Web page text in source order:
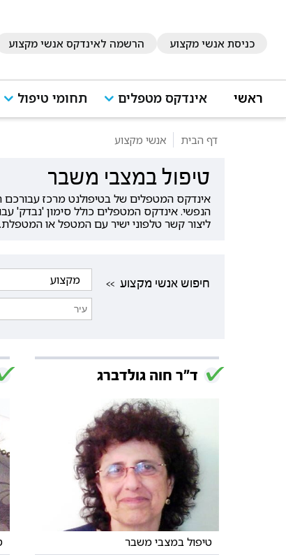
כניסת אנשי מקצוע הרשמה לאינדקס אנשי מקצוע
ראשי אינדקס מטפלים תחומי טיפול
דף הבית אנשי מקצוע
טיפול במצבי משבר
אינדקס המטפלים של בטיפולנט מרכז עבורכם
הנפשי. אינדקס המטפלים כולל סימון 'נבדק'
ליצור קשר טלפוני ישיר עם המטפל או המטפלת.
<< חיפוש אנשי מקצוע
ד"ר חוה גולדברג
טיפול במצבי משבר